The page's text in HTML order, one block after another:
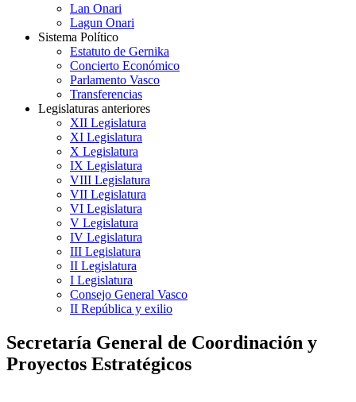
Lan Onari
Lagun Onari
Sistema Político
Estatuto de Gernika
Concierto Económico
Parlamento Vasco
Transferencias
Legislaturas anteriores
XII Legislatura
XI Legislatura
X Legislatura
IX Legislatura
VIII Legislatura
VII Legislatura
VI Legislatura
V Legislatura
IV Legislatura
III Legislatura
II Legislatura
I Legislatura
Consejo General Vasco
II República y exilio
Secretaría General de Coordinación y
Proyectos Estratégicos